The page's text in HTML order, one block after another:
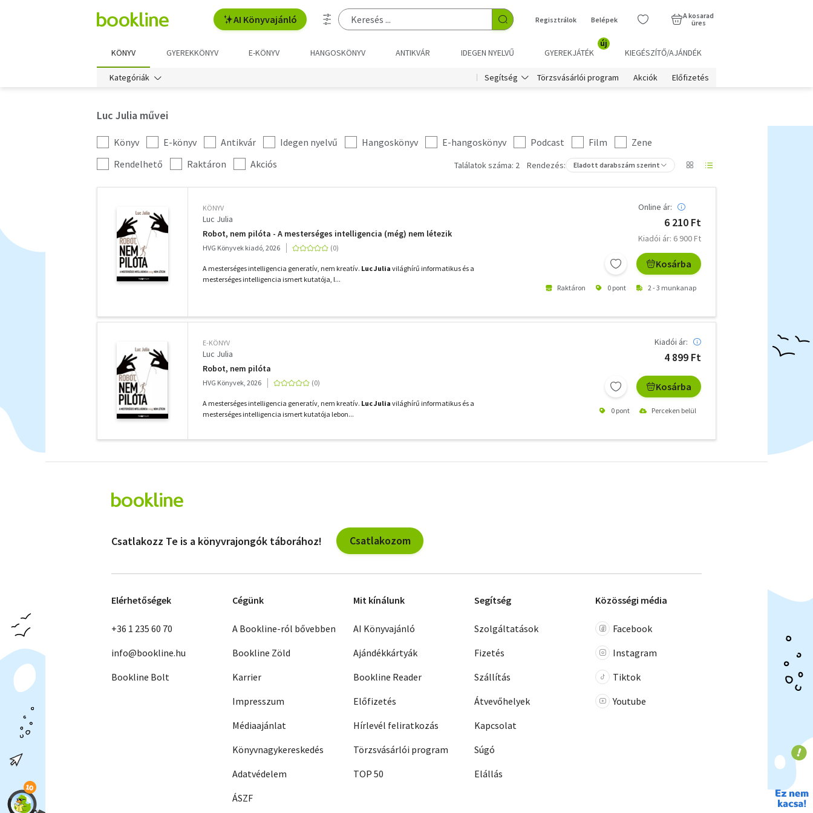
AI Könyvajánló Regisztrálok Belépek
A kosarad
üres
KÖNYV GYEREKKÖNYV E-KÖNYV HANGOSKÖNYV ANTIKVÁR IDEGEN NYELVŰ GYEREKJÁTÉK
új
KIEGÉSZÍTŐ/AJÁNDÉK
Kategóriák Segítség Törzsvásárlói program Akciók Előfizetés
Luc Julia művei
Kategória
szűrés
Könyv E-könyv Antikvár Idegen nyelvű Hangoskönyv E-hangoskönyv Podcast Film
Zene
További
szűrők
Rendelhető Raktáron Akciós Találatok száma: 2 Rendezés: Eladott darabszám szerint
KÖNYV
Luc Julia
Robot, nem pilóta - A mesterséges intelligencia (még) nem létezik
HVG Könyvek kiadó, 2026
A mesterséges intelligencia generatív, nem kreatív. Luc Julia világhírű informatikus és a
mesterséges intelligencia ismert kutatója, l...
Online ár:
6 210 Ft
Kiadói ár: 6 900 Ft
Kosárba
Raktáron 0 pont 2 - 3 munkanap
E-KÖNYV
Luc Julia
Robot, nem pilóta
HVG Könyvek, 2026
A mesterséges intelligencia generatív, nem kreatív. Luc Julia világhírű informatikus és a
mesterséges intelligencia ismert kutatója lebon...
Kiadói ár:
4 899 Ft
Kosárba
0 pont Perceken belül
szűrők
Csatlakozz Te is a könyvrajongók táborához! Csatlakozom
Elérhetőségek
+36 1 235 60 70
info@bookline.hu
Bookline Bolt
Cégünk
A Bookline-ról bővebben
Bookline Zöld
Karrier
Impresszum
Médiaajánlat
Könyvnagykereskedés
Adatvédelem
ÁSZF
Mit kínálunk
AI Könyvajánló
Ajándékkártyák
Bookline Reader
Előfizetés
Hírlevél feliratkozás
Törzsvásárlói program
TOP 50
Segítség
Szolgáltatások
Fizetés
Szállítás
Átvevőhelyek
Kapcsolat
Súgó
Elállás
Közösségi média
Facebook
Instagram
Tiktok
Youtube